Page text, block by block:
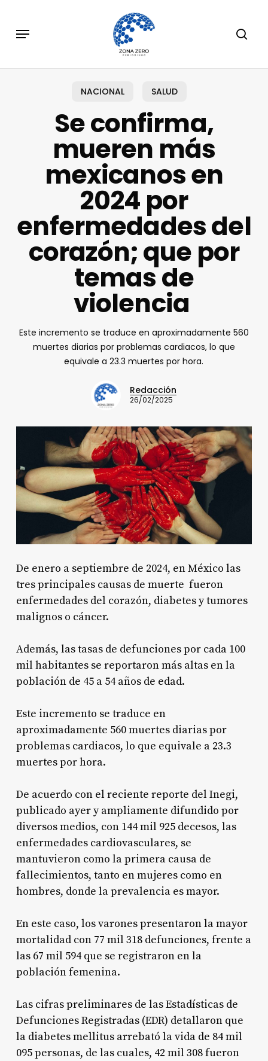
main
Menu
NACIONAL SALUD
Se confirma,
mueren más
mexicanos en
2024 por
enfermedades del
corazón; que por
temas de
violencia
Este incremento se traduce en aproximadamente 560
muertes diarias por problemas cardiacos, lo que
equivale a 23.3 muertes por hora.
Redacción
26/02/2025
De enero a septiembre de 2024, en México las
tres principales causas de muerte fueron
enfermedades del corazón, diabetes y tumores
malignos o cáncer.
Además, las tasas de defunciones por cada 100
mil habitantes se reportaron más altas en la
población de 45 a 54 años de edad.
Este incremento se traduce en
aproximadamente 560 muertes diarias por
problemas cardiacos, lo que equivale a 23.3
muertes por hora.
De acuerdo con el reciente reporte del Inegi,
publicado ayer y ampliamente difundido por
diversos medios, con 144 mil 925 decesos, las
enfermedades cardiovasculares, se
mantuvieron como la primera causa de
fallecimientos, tanto en mujeres como en
hombres, donde la prevalencia es mayor.
En este caso, los varones presentaron la mayor
mortalidad con 77 mil 318 defunciones, frente a
las 67 mil 594 que se registraron en la
población femenina.
Las cifras preliminares de las Estadísticas de
Defunciones Registradas (EDR) detallaron que
la diabetes mellitus arrebató la vida de 84 mil
095 personas, de las cuales, 42 mil 308 fueron